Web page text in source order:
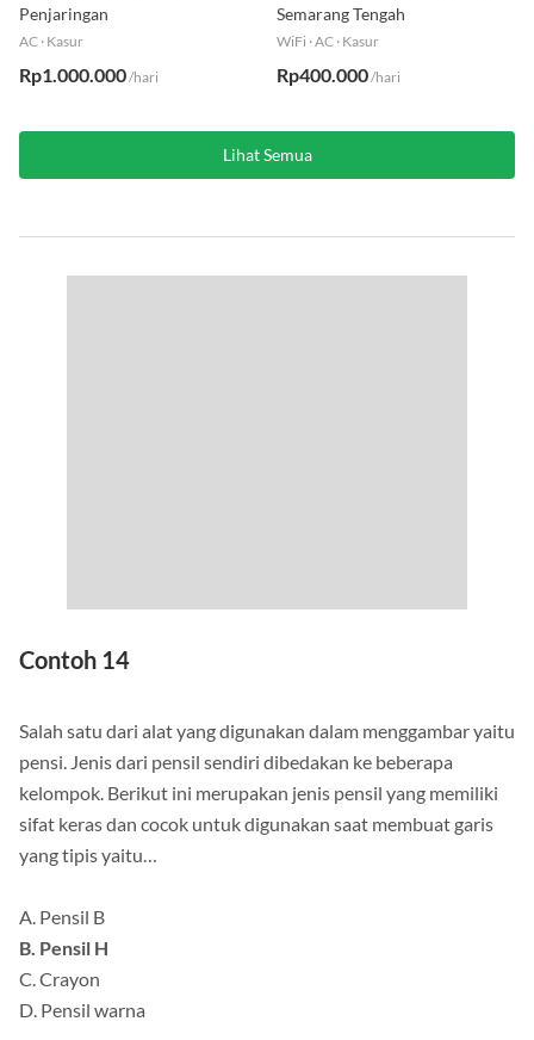
Utara
Penjaringan
AC · Kasur
Rp1.000.000/hari
Lt 8
Semarang Tengah
WiFi ·AC · Kasur
Rp400.000/hari
Lihat Semua
Contoh 14
Salah satu dari alat yang digunakan dalam menggambar yaitu
pensi. Jenis dari pensil sendiri dibedakan ke beberapa
kelompok. Berikut ini merupakan jenis pensil yang memiliki
sifat keras dan cocok untuk digunakan saat membuat garis
yang tipis yaitu…
A. Pensil B
B. Pensil H
C. Crayon
D. Pensil warna